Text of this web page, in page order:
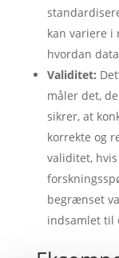
kan variere
hvordan
Validitet:
måler det,
sikrer, at
korrekte og
validitet,
begrænset
indsamlet til